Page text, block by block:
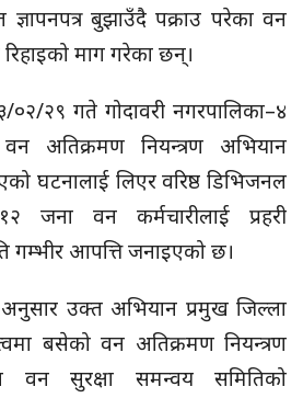
ज्ञापनपत्र बुझाउँदै पक्राउ परेका वन
माग गरेका छन्।
०२/२९ गते गोदावरी नगरपालिका–४
वन अतिक्रमण नियन्त्रण अभियान
घटनालाई लिएर वरिष्ठ डिभिजनल
जना वन कर्मचारीलाई प्रहरी
गम्भीर आपत्ति जनाइएको छ।
उक्त अभियान प्रमुख जिल्ला
बसेको वन अतिक्रमण नियन्त्रण
वन सुरक्षा समन्वय समितिको